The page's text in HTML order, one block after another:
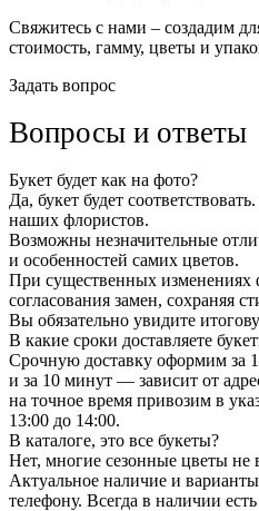
Свяжитесь с нами – создадим
стоимость, гамму, цветы и
Задать вопрос
Вопросы и ответы
Букет будет как на фото?
Да, букет будет
наших флористов.
Возможны незначительные
и особенностей самих цветов.
При существенных изменениях
согласования замен, сохраняя
Вы обязательно увидите
В какие сроки доставляете
Срочную доставку оформим за
и за 10 минут — зависит от
на точное время привозим в
13:00 до 14:00.
В каталоге, это все букеты?
Нет, многие сезонные цветы не
Актуальное наличие и
телефону. Всегда в наличии